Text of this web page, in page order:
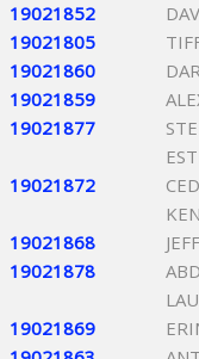
19021852
19021805
19021860
19021859
19021877
19021872
19021868
19021878
19021869